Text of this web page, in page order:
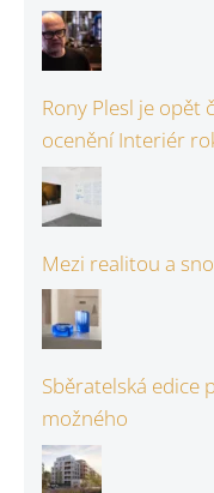
Rony Plesl je
ocenění Interiér
Mezi realitou a
Sběratelská edice
možného